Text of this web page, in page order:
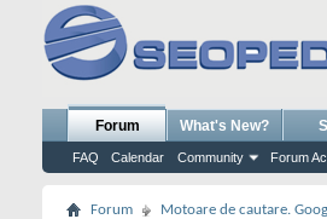
Forum
FAQ Calendar Community Forum
What's New?
Forum Motoare de cautare.